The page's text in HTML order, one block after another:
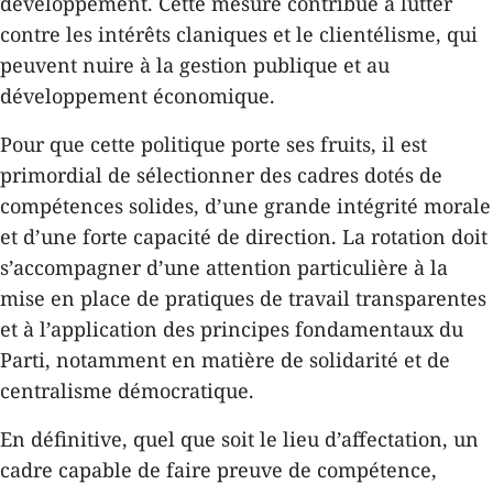
contre les intérêts claniques et le clientélisme, qui
peuvent nuire à la gestion publique et au
développement économique.
Pour que cette politique porte ses fruits, il est
primordial de sélectionner des cadres dotés de
compétences solides, d’une grande intégrité morale
et d’une forte capacité de direction. La rotation doit
s’accompagner d’une attention particulière à la
mise en place de pratiques de travail transparentes
et à l’application des principes fondamentaux du
Parti, notamment en matière de solidarité et de
centralisme démocratique.
En définitive, quel que soit le lieu d’affectation, un
cadre capable de faire preuve de compétence,